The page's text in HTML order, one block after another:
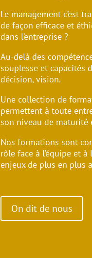
Le management c’est
de façon efficace et
dans l’entreprise ?
Au-delà des
souplesse et capacités
décision, vision.
Une collection de
permettent à toute
son niveau de maturité
Nos formations sont
rôle face à l’équipe et
enjeux de plus en plus
On dit de nous